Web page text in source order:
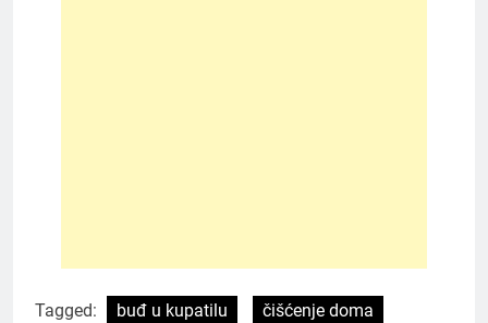
Tagged: buđ u kupatilu
čišćenje doma